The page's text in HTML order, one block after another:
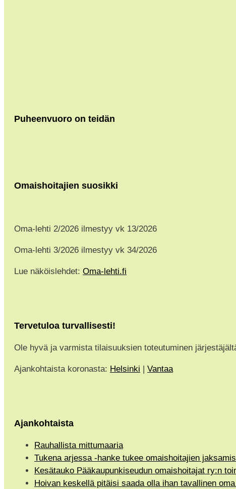
Puheenvuoro on teidän
Omaishoitajien suosikki
Oma-lehti 2/2026 ilmestyy vk 13/2026
Oma-lehti 3/2026 ilmestyy vk 34/2026
Lue näköislehdet: Oma-lehti.fi
Tervetuloa turvallisesti!
Ole hyvä ja varmista tilaisuuksien toteutuminen
Ajankohtaista koronasta: Helsinki | Vantaa
Ajankohtaista
Rauhallista mittumaaria
Tukena arjessa -hanke tukee omaishoitajien
Kesätauko Pääkaupunkiseudun omaishoitajat ry:n
Hoivan keskellä pitäisi saada olla ihan tavallinen